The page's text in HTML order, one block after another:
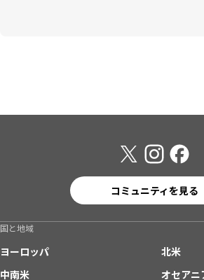
コミュニティを見る
国と地域
ヨーロッパ
北米
中南米
オセアニ